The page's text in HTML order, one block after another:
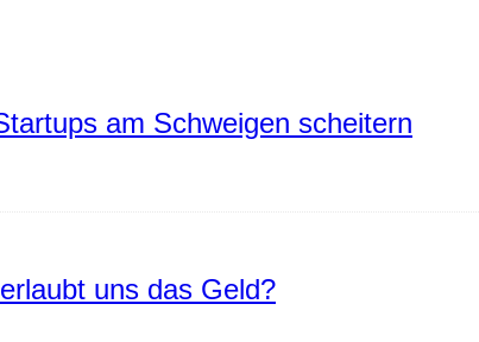
am Schweigen scheitern
uns das Geld?